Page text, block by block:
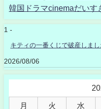
韓国ドラマcinemaだいす
1 -
キティの一番くじで破産しまし
2026/08/06
月 火 水